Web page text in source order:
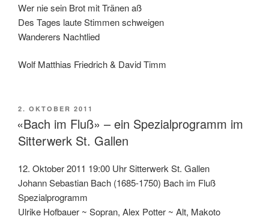
Wer nie sein Brot mit Tränen aß
Des Tages laute Stimmen schweigen
Wanderers Nachtlied
Wolf Matthias Friedrich & David Timm
VERÖFFENTLICHT
AM
2. OKTOBER 2011
«Bach im Fluß» – ein Spezialprogramm im
Sitterwerk St. Gallen
12. Oktober 2011 19:00 Uhr Sitterwerk St. Gallen
Johann Sebastian Bach (1685-1750) Bach im Fluß
Spezialprogramm
Ulrike Hofbauer ~ Sopran, Alex Potter ~ Alt, Makoto